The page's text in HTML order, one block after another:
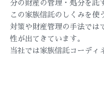
分の財産の管理・処分を託
この家族信託のしくみを使
対策や財産管理の手法では
性が出てきています。
当社では家族信託コーディ